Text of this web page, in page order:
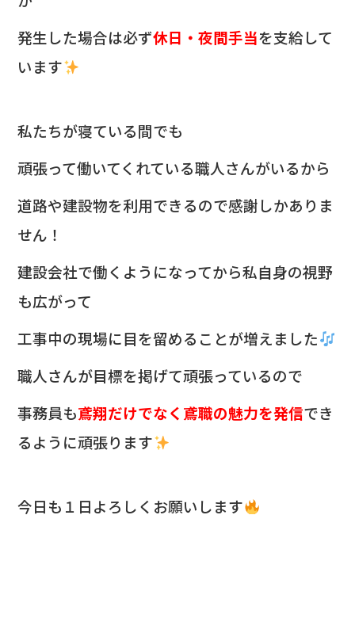
発生した場合は必ず休日・夜間手当を支給して
います
私たちが寝ている間でも
頑張って働いてくれている職人さんがいるから
道路や建設物を利用できるので感謝しかありま
せん！
建設会社で働くようになってから私自身の視野
も広がって
工事中の現場に目を留めることが増えました
職人さんが目標を掲げて頑張っているので
事務員も鳶翔だけでなく鳶職の魅力を発信でき
るように頑張ります
今日も１日よろしくお願いします